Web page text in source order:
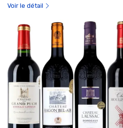
Voir le détail